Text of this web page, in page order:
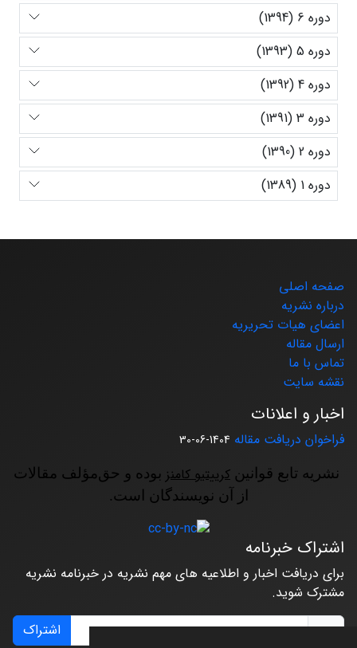
دوره 6 (1394)
دوره 5 (1393)
دوره 4 (1392)
دوره 3 (1391)
دوره 2 (1390)
دوره 1 (1389)
صفحه اصلی
درباره نشریه
اعضای هیات تحریریه
ارسال مقاله
تماس با ما
نقشه سایت
اخبار و اعلانات
فراخوان دریافت مقاله 1404-06-30
نشریه تابع قوانین کرییتیو کامنز بوده و حق‌مؤلف مقالات
از آن نویسندگان است.
اشتراک خبرنامه
برای دریافت اخبار و اطلاعیه های مهم نشریه در خبرنامه نشریه
مشترک شوید.
اشتراک